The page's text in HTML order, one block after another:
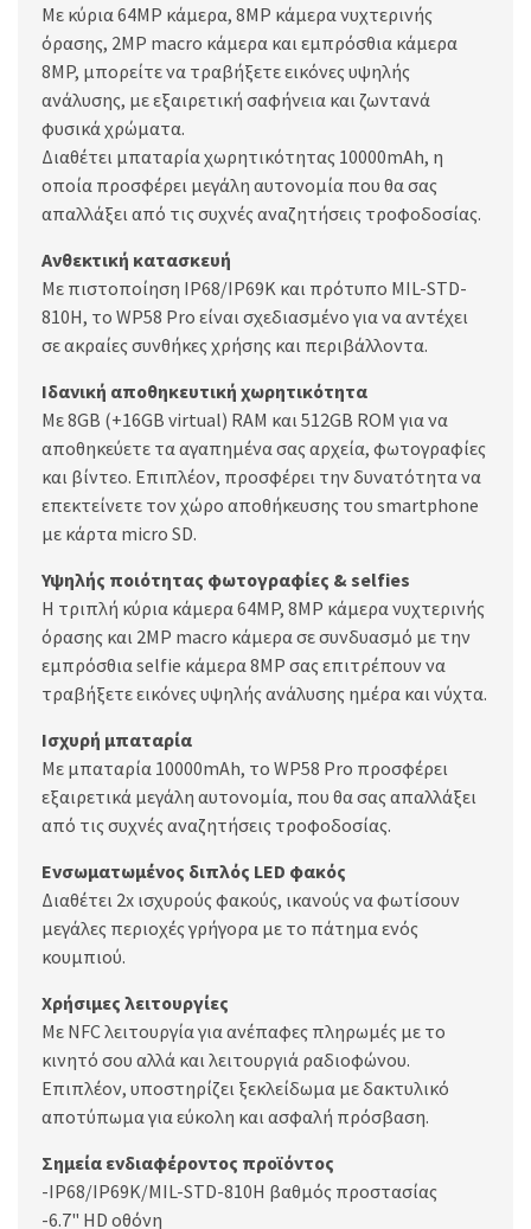
Με κύρια 64MP κάμερα, 8MP κάμερα νυχτερινής
όρασης, 2MP macro κάμερα και εμπρόσθια κάμερα
8MP, μπορείτε να τραβήξετε εικόνες υψηλής
ανάλυσης, με εξαιρετική σαφήνεια και ζωντανά
φυσικά χρώματα.
Διαθέτει μπαταρία χωρητικότητας 10000mAh, η
οποία προσφέρει μεγάλη αυτονομία που θα σας
απαλλάξει από τις συχνές αναζητήσεις τροφοδοσίας.
Ανθεκτική κατασκευή
Με πιστοποίηση IP68/IP69K και πρότυπο MIL-STD-
810H, το WP58 Pro είναι σχεδιασμένο για να αντέχει
σε ακραίες συνθήκες χρήσης και περιβάλλοντα.
Ιδανική αποθηκευτική χωρητικότητα
Με 8GB (+16GB virtual) RAM και 512GB ROM για να
αποθηκεύετε τα αγαπημένα σας αρχεία, φωτογραφίες
και βίντεο. Επιπλέον, προσφέρει την δυνατότητα να
επεκτείνετε τον χώρο αποθήκευσης του smartphone
με κάρτα micro SD.
Υψηλής ποιότητας φωτογραφίες & selfies
Η τριπλή κύρια κάμερα 64MP, 8MP κάμερα νυχτερινής
όρασης και 2MP macro κάμερα σε συνδυασμό με την
εμπρόσθια selfie κάμερα 8MP σας επιτρέπουν να
τραβήξετε εικόνες υψηλής ανάλυσης ημέρα και νύχτα.
Ισχυρή μπαταρία
Με μπαταρία 10000mAh, το WP58 Pro προσφέρει
εξαιρετικά μεγάλη αυτονομία, που θα σας απαλλάξει
από τις συχνές αναζητήσεις τροφοδοσίας.
Ενσωματωμένος διπλός LED φακός
Διαθέτει 2x ισχυρούς φακούς, ικανούς να φωτίσουν
μεγάλες περιοχές γρήγορα με το πάτημα ενός
κουμπιού.
Χρήσιμες λειτουργίες
Με NFC λειτουργία για ανέπαφες πληρωμές με το
κινητό σου αλλά και λειτουργιά ραδιοφώνου.
Επιπλέον, υποστηρίζει ξεκλείδωμα με δακτυλικό
αποτύπωμα για εύκολη και ασφαλή πρόσβαση.
Σημεία ενδιαφέροντος προϊόντος
-IP68/IP69K/MIL-STD-810H βαθμός προστασίας
-6.7" HD οθόνη